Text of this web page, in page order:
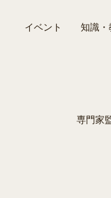
イベント 知識・
専門家